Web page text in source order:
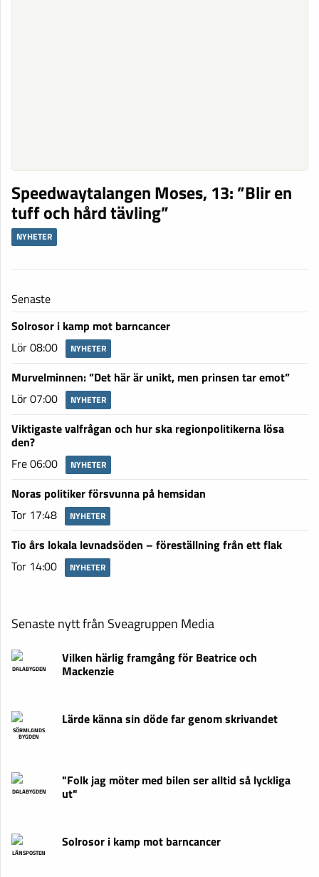
Speedwaytalangen Moses, 13: ”Blir en
tuff och hård tävling”
NYHETER
Senaste
Solrosor i kamp mot barncancer
Lör 08:00
NYHETER
Murvelminnen: ”Det här är unikt, men prinsen tar emot”
Lör 07:00
NYHETER
Viktigaste valfrågan och hur ska regionpolitikerna lösa
den?
Fre 06:00
NYHETER
Noras politiker försvunna på hemsidan
Tor 17:48
NYHETER
Tio års lokala levnadsöden – föreställning från ett flak
Tor 14:00
NYHETER
Senaste nytt från Sveagruppen Media
DALABYGDEN
Vilken härlig framgång för Beatrice och
Mackenzie
SÖRMLANDS
BYGDEN
Lärde känna sin döde far genom skrivandet
DALABYGDEN
"Folk jag möter med bilen ser alltid så lyckliga
ut"
LÄNSPOSTEN
Solrosor i kamp mot barncancer